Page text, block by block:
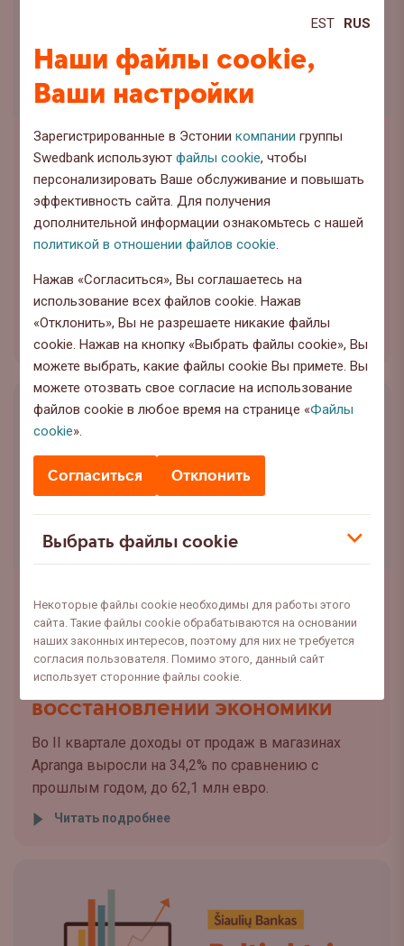
EST RUS
Наши файлы cookie,
Ваши настройки
Зарегистрированные в Эстониикомпании группы
Swedbank используютфайлы cookie, чтобы
персонализировать Ваше обслуживание и повышать
эффективность сайта. Для получения
дополнительной информации ознакомьтесь с нашей
политикой в отношении файлов cookie.
Нажав «Согласиться», Вы соглашаетесь на
использование всех файлов cookie. Нажав
«Отклонить», Вы не разрешаете никакие файлы
cookie. Нажав на кнопку «Выбрать файлы cookie», Вы
можете выбрать, какие файлы cookie Вы примете. Вы
можете отозвать свое согласие на использование
файлов cookie в любое время на странице «Файлы
cookie».
Согласиться Отклонить
Выбрать файлы cookie
Некоторые файлы cookie необходимы для работы этого
сайта. Такие файлы cookie обрабатываются на основании
наших законных интересов, поэтому для них не требуется
согласия пользователя. Помимо этого, данный сайт
использует сторонние файлы cookie.
Анализы
Результаты второго квартала
Tallinna Vesi оказались близки к
ожиданиям
по сравнению с тем же периодом прошлого года
и составила 13 млн ...
Читать подробнее
Результаты компании Apranga
свидетельствуют о
продолжающемся
восстановлении экономики
Во II квартале доходы от продаж в магазинах
Apranga выросли на 34,2% по сравнению с
прошлым годом, до 62,1 млн евро.
Читать подробнее